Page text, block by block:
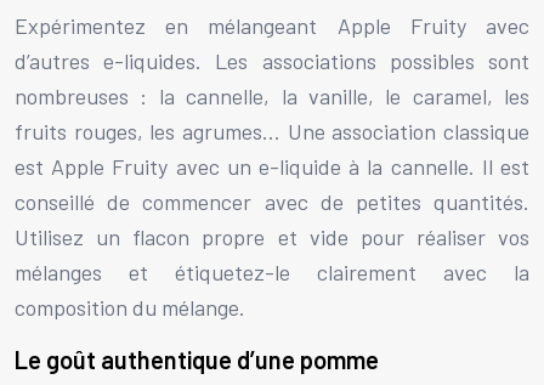
Expérimentez en mélangeant Apple Fruity avec
d’autres e-liquides. Les associations possibles sont
nombreuses : la cannelle, la vanille, le caramel, les
fruits rouges, les agrumes… Une association classique
est Apple Fruity avec un e-liquide à la cannelle. Il est
conseillé de commencer avec de petites quantités.
Utilisez un flacon propre et vide pour réaliser vos
mélanges et étiquetez-le clairement avec la
composition du mélange.
Le goût authentique d’une pomme